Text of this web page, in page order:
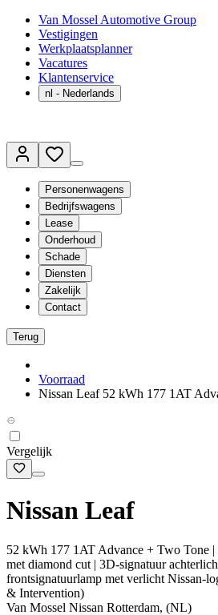
Van Mossel Automotive Group
Vestigingen
Werkplaatsplanner
Vacatures
Klantenservice
nl - Nederlands
Personenwagens
Bedrijfswagens
Lease
Onderhoud
Schade
Diensten
Zakelijk
Contact
Terug
Voorraad
Nissan Leaf 52 kWh 177 1AT
Vergelijk
Nissan Leaf
52 kWh 177 1AT Advance + Two Tone
met diamond cut | 3D-signatuur
frontsignatuurlamp met verlicht Nissan-
& Intervention)
Van Mossel Nissan Rotterdam, (NL)